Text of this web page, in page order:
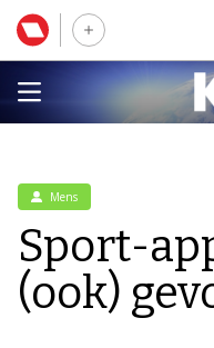
Mens
Sport-
(ook)